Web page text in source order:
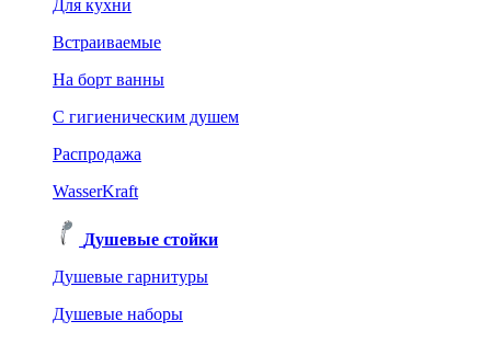
Для кухни
Встраиваемые
На борт ванны
C гигиеническим душем
Распродажа
WasserKraft
Душевые стойки
Душевые гарнитуры
Душевые наборы